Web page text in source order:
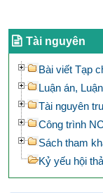
Tài nguyên
Bài viết Tạp
Luận án,
Tài nguyên
Công trình
Sách tham
Kỷ yếu hội